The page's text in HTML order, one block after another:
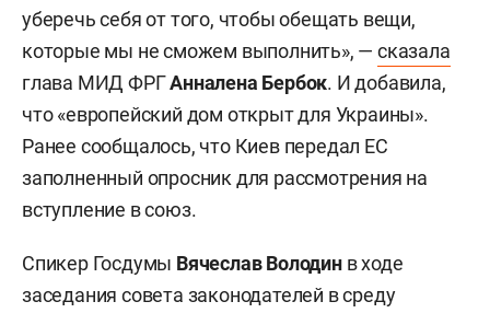
уберечь себя от того, чтобы обещать вещи,
которые мы не сможем выполнить», — сказала
глава МИД ФРГАнналена Бербок. И добавила,
что «европейский дом открыт для Украины».
Ранее сообщалось, что Киев передал ЕС
заполненный опросник для рассмотрения на
вступление в союз.
Спикер Госдумы Вячеслав Володинв ходе
заседания совета законодателей в среду